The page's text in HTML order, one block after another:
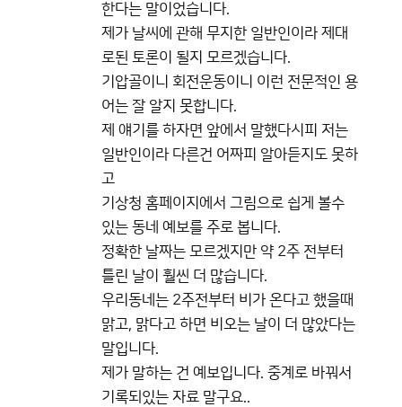
한다는 말이었습니다.
제가 날씨에 관해 무지한 일반인이라 제대
로된 토론이 될지 모르겠습니다.
기압골이니 회전운동이니 이런 전문적인 용
어는 잘 알지 못합니다.
제 얘기를 하자면 앞에서 말했다시피 저는
일반인이라 다른건 어짜피 알아듣지도 못하
고
기상청 홈페이지에서 그림으로 쉽게 볼수
있는 동네 예보를 주로 봅니다.
정확한 날짜는 모르겠지만 약 2주 전부터
틀린 날이 훨씬 더 많습니다.
우리동네는 2주전부터 비가 온다고 했을때
맑고, 맑다고 하면 비오는 날이 더 많았다는
말입니다.
제가 말하는 건 예보입니다. 중계로 바꿔서
기록되있는 자료 말구요..